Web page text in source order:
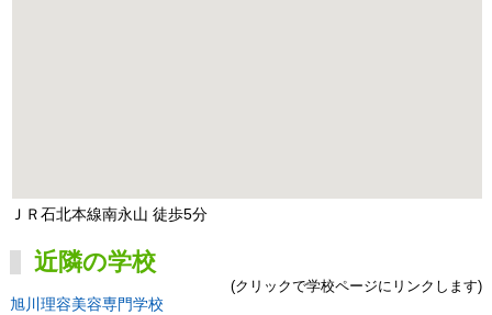
ＪＲ石北本線南永山 徒歩5分
近隣の学校
(クリックで学校ページにリンクします)
旭川理容美容専門学校